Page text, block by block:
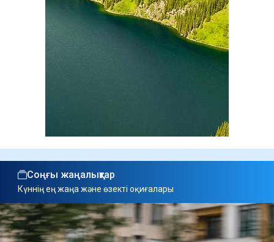
Соңғы жаңалықтар
Күннің ең жаңа және өзекті оқиғалары